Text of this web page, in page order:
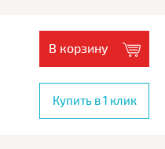
В корзину
Купить в 1 клик